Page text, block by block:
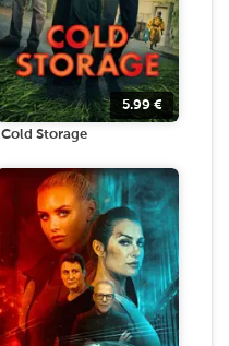
5.99 €
Cold Storage